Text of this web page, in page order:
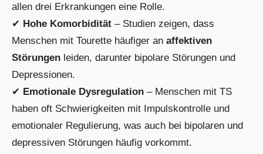
allen drei Erkrankungen eine Rolle.
✔ Hohe Komorbidität – Studien zeigen, dass
Menschen mit Tourette häufiger an affektiven
Störungen leiden, darunter bipolare Störungen und
Depressionen.
✔ Emotionale Dysregulation – Menschen mit TS
haben oft Schwierigkeiten mit Impulskontrolle und
emotionaler Regulierung, was auch bei bipolaren und
depressiven Störungen häufig vorkommt.